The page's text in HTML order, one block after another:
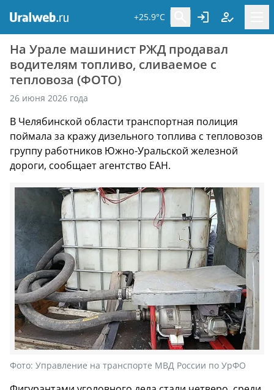
+25.9°C
На Урале машинист РЖД продавал
водителям топливо, сливаемое с
тепловоза (ФОТО)
26 июня 2026 года
В Челябинской области транспортная полиция
поймала за кражу дизельного топлива с тепловозов
группу работников Южно-Уральской железной
дороги, сообщает агентство ЕАН.
Фото: Управление на транспорте МВД России по УрФО